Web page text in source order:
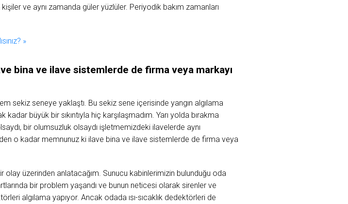
ve aynı zamanda güler yüzlüler. Periyodik bakım zamanları
»
bina ve ilave sistemlerde de firma veya markayı
sekiz seneye yaklaştı. Bu sekiz sene içerisinde yangın algılama
büyük bir sıkıntıyla hiç karşılaşmadım. Yarı yolda bırakma
bir olumsuzluk olsaydı işletmemizdeki ilavelerde aynı
o kadar memnunuz ki ilave bina ve ilave sistemlerde de firma veya
olay üzerinden anlatacağım. Sunucu kabinlerimizin bulunduğu oda
bir problem yaşandı ve bunun neticesi olarak sirenler ve
algılama yapıyor. Ancak odada ısı-sıcaklık dedektörleri de